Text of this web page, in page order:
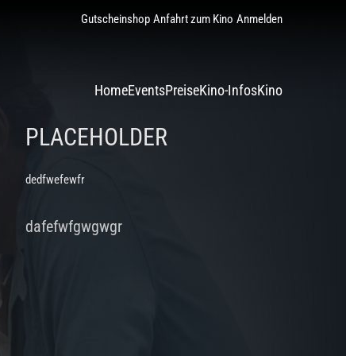
Gutscheinshop Anfahrt zum Kino Anmelden
HomeEventsPreiseKino-InfosKino
PLACEHOLDER
dedfwefewfr
dafefwfgwgwgr